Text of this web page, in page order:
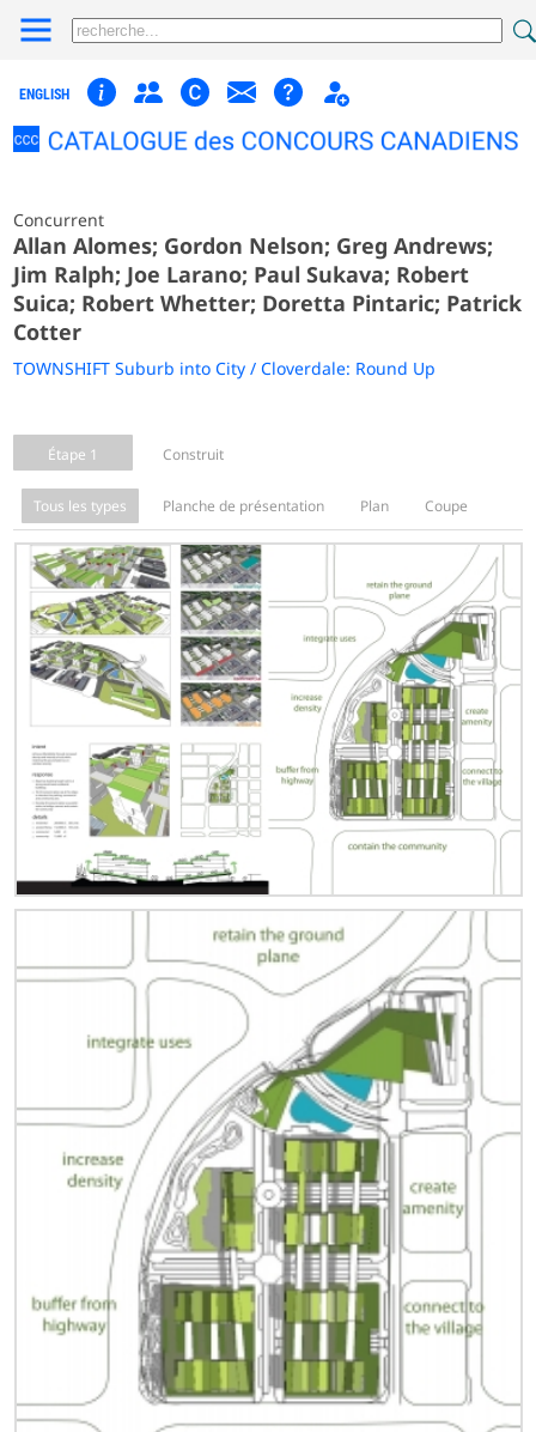
ENGLISH
Concurrent
Allan Alomes; Gordon Nelson; Greg Andrews;
Jim Ralph; Joe Larano; Paul Sukava; Robert
Suica; Robert Whetter; Doretta Pintaric; Patrick
Cotter
TOWNSHIFT Suburb into City / Cloverdale: Round Up
Étape 1 Construit
Tous les types Planche de présentation Plan Coupe